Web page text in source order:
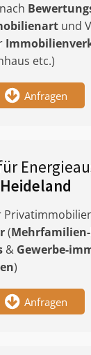
und
etc.)
Anfragen
Heideland
(
& Gewerbe-
)
Anfragen